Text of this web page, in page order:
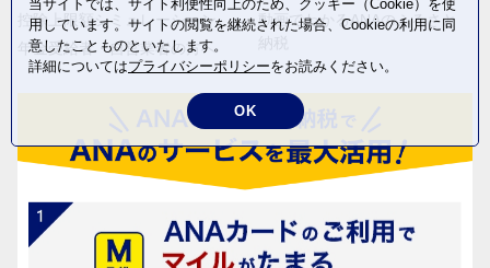
控除上限額シミュレーション
年金受給者・自営業者の方へ
動画でわかるANAのふるさと
当サイトでは、サイト利便性向上のため、クッキー（Cookie）を使
用しています。サイトの閲覧を継続された場合、Cookieの利用に同
意したことものといたします。
詳細についてはプライバシーポリシーをお読みください。
OK